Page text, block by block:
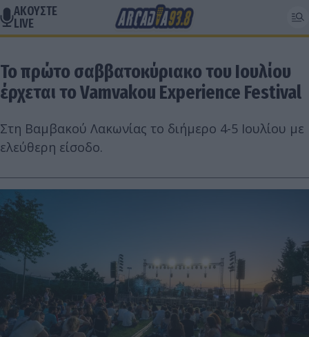
ΑΚΟΥΣΤΕ
LIVE
Το πρώτο σαββατοκύριακο του Ιουλίου
έρχεται το Vamvakou Experience Festival
Στη Βαμβακού Λακωνίας το διήμερο 4-5 Ιουλίου με
ελεύθερη είσοδο.